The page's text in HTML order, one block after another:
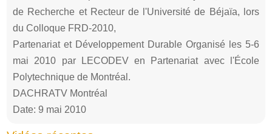
de Recherche et Recteur de l'Université de Béjaïa, lors
du Colloque FRD-2010,
Partenariat et Développement Durable Organisé les 5-6
mai 2010 par LECODEV en Partenariat avec l'École
Polytechnique de Montréal.
DACHRATV Montréal
Date: 9 mai 2010